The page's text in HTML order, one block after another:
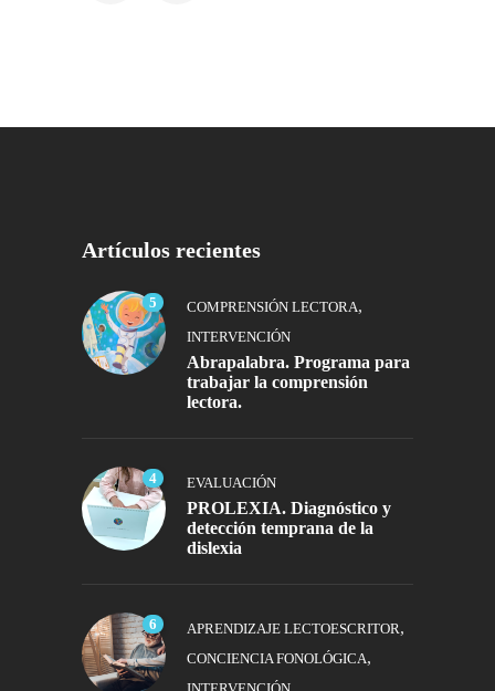
Artículos recientes
5 COMPRENSIÓN LECTORA,
INTERVENCIÓN
Abrapalabra. Programa para
trabajar la comprensión
lectora.
4 EVALUACIÓN
PROLEXIA. Diagnóstico y
detección temprana de la
dislexia
6 APRENDIZAJE LECTOESCRITOR,
CONCIENCIA FONOLÓGICA,